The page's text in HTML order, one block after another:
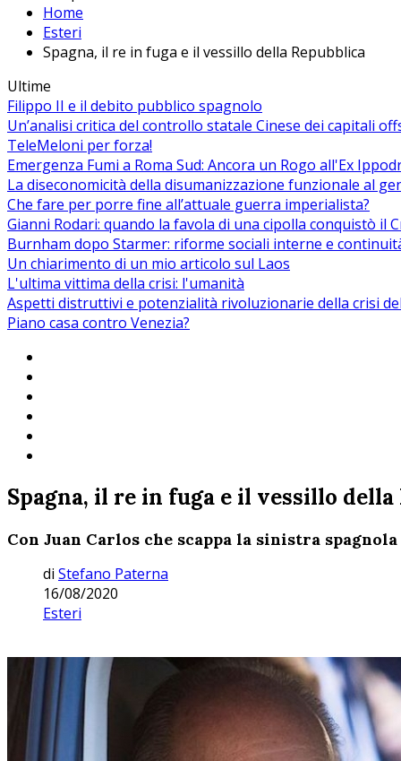
Home
Esteri
Spagna, il re in fuga e il vessillo della Repubblica
Ultime
Filippo II e il debito pubblico spagnolo
Un’analisi critica del controllo statale Cinese dei capitali
TeleMeloni per forza!
Emergenza Fumi a Roma Sud: Ancora un Rogo all'Ex
La diseconomicità della disumanizzazione funzionale al
Che fare per porre fine all’attuale guerra imperialista?
Gianni Rodari: quando la favola di una cipolla conquistò il
Burnham dopo Starmer: riforme sociali interne e
Un chiarimento di un mio articolo sul Laos
L'ultima vittima della crisi: l'umanità
Aspetti distruttivi e potenzialità rivoluzionarie della crisi
Piano casa contro Venezia?
Spagna, il re in fuga e il vessillo della
Con Juan Carlos che scappa la sinistra
di Stefano Paterna
16/08/2020
Esteri